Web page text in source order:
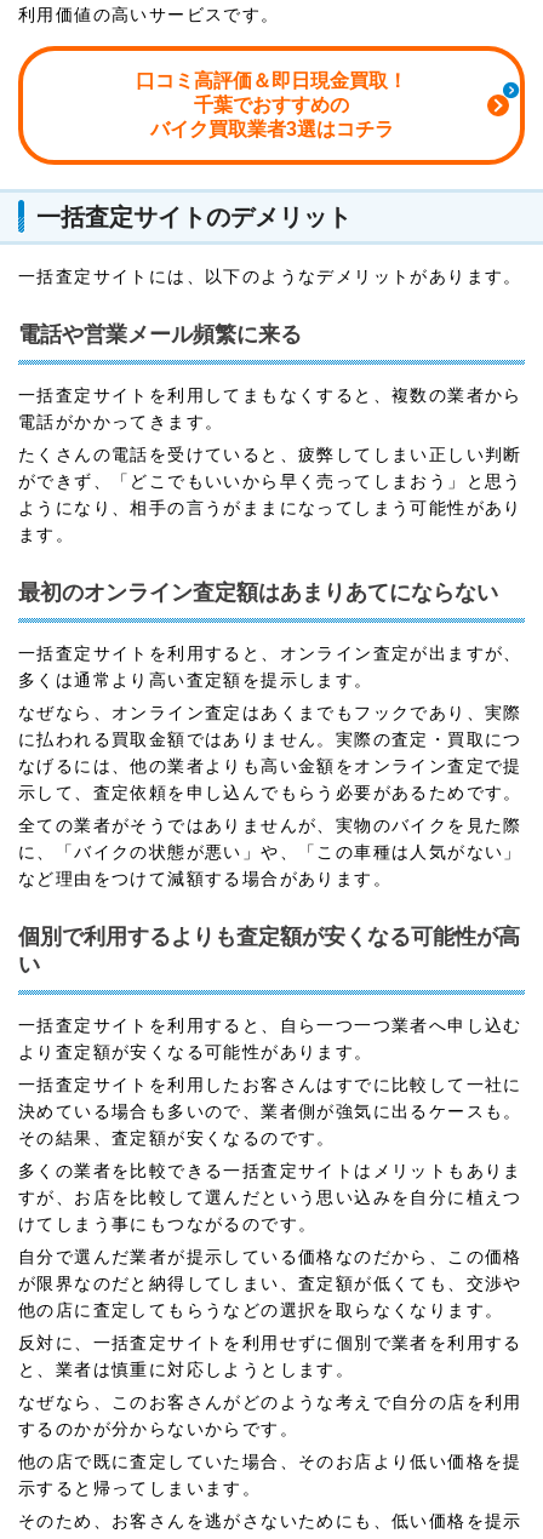
利用価値の高いサービスです。
口コミ高評価＆即日現金買取！
千葉でおすすめの
バイク買取業者3選はコチラ
一括査定サイトのデメリット
一括査定サイトには、以下のようなデメリットがあります。
電話や営業メール頻繁に来る
一括査定サイトを利用してまもなくすると、複数の業者から
電話がかかってきます。
たくさんの電話を受けていると、疲弊してしまい正しい判断
ができず、「どこでもいいから早く売ってしまおう」と思う
ようになり、相手の言うがままになってしまう可能性があり
ます。
最初のオンライン査定額はあまりあてにならない
一括査定サイトを利用すると、オンライン査定が出ますが、
多くは通常より高い査定額を提示します。
なぜなら、オンライン査定はあくまでもフックであり、実際
に払われる買取金額ではありません。実際の査定・買取につ
なげるには、他の業者よりも高い金額をオンライン査定で提
示して、査定依頼を申し込んでもらう必要があるためです。
全ての業者がそうではありませんが、実物のバイクを見た際
に、「バイクの状態が悪い」や、「この車種は人気がない」
など理由をつけて減額する場合があります。
個別で利用するよりも査定額が安くなる可能性が高
い
一括査定サイトを利用すると、自ら一つ一つ業者へ申し込む
より査定額が安くなる可能性があります。
一括査定サイトを利用したお客さんはすでに比較して一社に
決めている場合も多いので、業者側が強気に出るケースも。
その結果、査定額が安くなるのです。
多くの業者を比較できる一括査定サイトはメリットもありま
すが、お店を比較して選んだという思い込みを自分に植えつ
けてしまう事にもつながるのです。
自分で選んだ業者が提示している価格なのだから、この価格
が限界なのだと納得してしまい、査定額が低くても、交渉や
他の店に査定してもらうなどの選択を取らなくなります。
反対に、一括査定サイトを利用せずに個別で業者を利用する
と、業者は慎重に対応しようとします。
なぜなら、このお客さんがどのような考えで自分の店を利用
するのかが分からないからです。
他の店で既に査定していた場合、そのお店より低い価格を提
示すると帰ってしまいます。
そのため、お客さんを逃がさないためにも、低い価格を提示